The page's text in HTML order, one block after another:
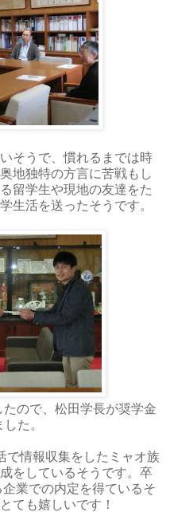
そうで、慣れるまでは時
地独特の方言に苦戦もし
留学生や現地の友達をた
生活を送ったそうです。
ので、松田学長が奨学金
た。
で情報収集をしたミャオ族
をしているそうです。卒
業での内定を得ているそ
ても嬉しいです！